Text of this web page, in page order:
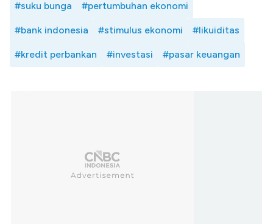
#suku bunga #pertumbuhan ekonomi
#bank indonesia #stimulus ekonomi #likuiditas
#kredit perbankan #investasi #pasar keuangan